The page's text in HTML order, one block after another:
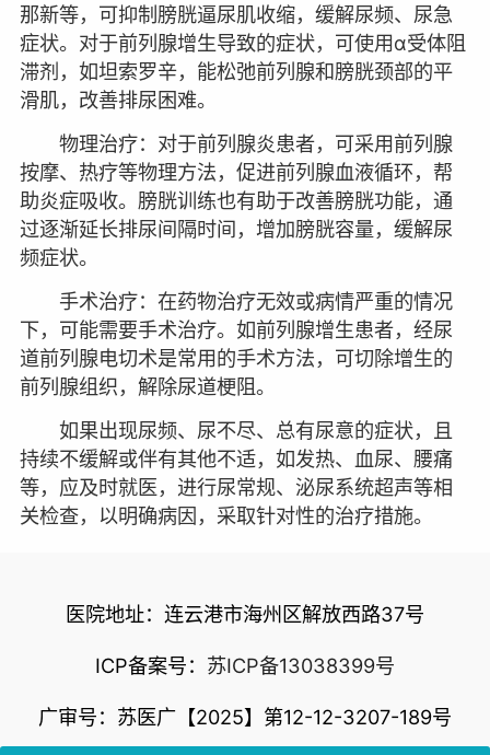
那新等，可抑制膀胱逼尿肌收缩，缓解尿频、尿急
症状。对于前列腺增生导致的症状，可使用α受体阻
滞剂，如坦索罗辛，能松弛前列腺和膀胱颈部的平
滑肌，改善排尿困难。
物理治疗：对于前列腺炎患者，可采用前列腺
按摩、热疗等物理方法，促进前列腺血液循环，帮
助炎症吸收。膀胱训练也有助于改善膀胱功能，通
过逐渐延长排尿间隔时间，增加膀胱容量，缓解尿
频症状。
手术治疗：在药物治疗无效或病情严重的情况
下，可能需要手术治疗。如前列腺增生患者，经尿
道前列腺电切术是常用的手术方法，可切除增生的
前列腺组织，解除尿道梗阻。
如果出现尿频、尿不尽、总有尿意的症状，且
持续不缓解或伴有其他不适，如发热、血尿、腰痛
等，应及时就医，进行尿常规、泌尿系统超声等相
关检查，以明确病因，采取针对性的治疗措施。
医院地址：连云港市海州区解放西路37号
ICP备案号： 苏ICP备13038399号
广审号：苏医广【2025】第12-12-3207-189号